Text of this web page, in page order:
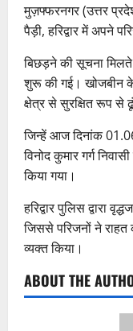
मुज़फ्फरनगर (उत्तर
पैड़ी, हरिद्वार में अपने
बिछड़ने की सूचना मिलते
शुरू की गई। खोजबीन के
क्षेत्र से सुरक्षित रूप से
जिन्हें आज दिनांक
विनोद कुमार गर्ग
किया गया।
हरिद्वार पुलिस द्वारा
जिससे परिजनों ने राहत
व्यक्त किया।
ABOUT THE